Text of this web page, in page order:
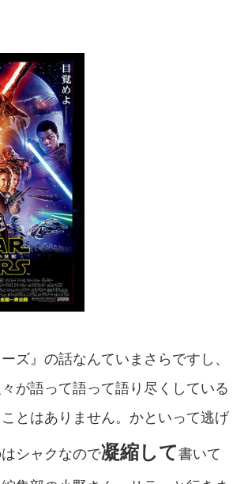
ズ』の話なんていまさらですし、
が語って語って語り尽くしている
とはありません。かといって逃げ
シャクなので凝縮して書いて